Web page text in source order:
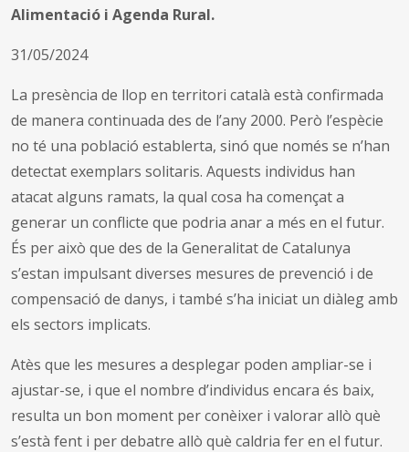
Alimentació i Agenda Rural.
31/05/2024
La presència de llop en territori català està confirmada
de manera continuada des de l’any 2000. Però l’espècie
no té una població establerta, sinó que només se n’han
detectat exemplars solitaris. Aquests individus han
atacat alguns ramats, la qual cosa ha començat a
generar un conflicte que podria anar a més en el futur.
És per això que des de la Generalitat de Catalunya
s’estan impulsant diverses mesures de prevenció i de
compensació de danys, i també s’ha iniciat un diàleg amb
els sectors implicats.
Atès que les mesures a desplegar poden ampliar-se i
ajustar-se, i que el nombre d’individus encara és baix,
resulta un bon moment per conèixer i valorar allò què
s’està fent i per debatre allò què caldria fer en el futur.